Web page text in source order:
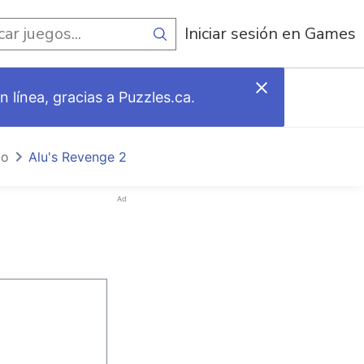
Iniciar sesión en Games
línea, gracias a Puzzles.ca.
Alu's Revenge 2
Ad